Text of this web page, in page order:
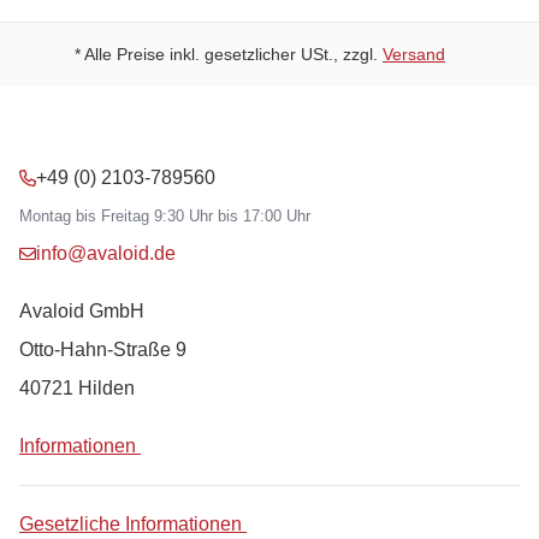
* Alle Preise inkl. gesetzlicher USt., zzgl. Versand
+49 (0) 2103-789560
Montag bis Freitag 9:30 Uhr bis 17:00 Uhr
info@avaloid.de
Avaloid GmbH
Otto-Hahn-Straße 9
40721 Hilden
Informationen
Gesetzliche Informationen